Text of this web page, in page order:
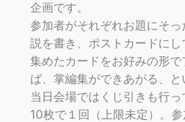
企画です。
参加者がそれぞれお題にそ
説を書き、ポストカードにし
集めたカードをお好みの形
ば、掌編集ができあがる、と
当日会場ではくじ引きも行
10枚で１回（上限未定）。